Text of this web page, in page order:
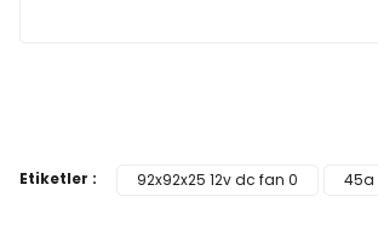
Etiketler : 92x92x25 12v dc fan 0 45a